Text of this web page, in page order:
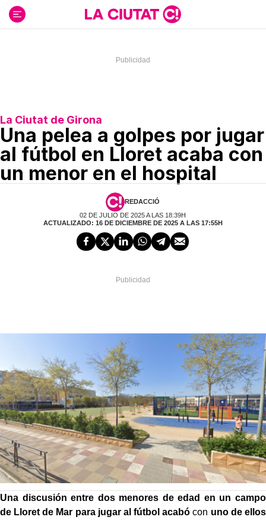
contenido
La Ciutat de Girona
Una pelea a golpes por jugar
al fútbol en Lloret acaba con
un menor en el hospital
REDACCIÓ
02 DE JULIO DE 2025 A LAS 18:39H
ACTUALIZADO: 16 DE DICIEMBRE DE 2025 A LAS 17:55H
Una discusión entre dos menores de edad en un campo
de Lloret de Mar para jugar al fútbol acabó con uno de ellos